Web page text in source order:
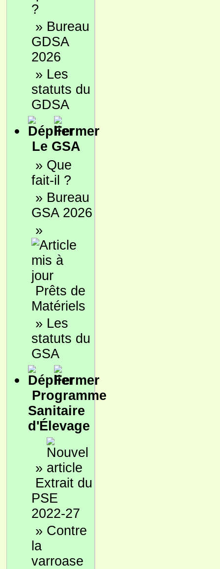
?
» Bureau
GDSA
2026
» Les
statuts du
GDSA
Le GSA
» Que
fait-il ?
» Bureau
GSA 2026
»
Prêts de
Matériels
» Les
statuts du
GSA
Programme
Sanitaire
d'Élevage
»
Extrait du
PSE
2022-27
» Contre
la
varroase